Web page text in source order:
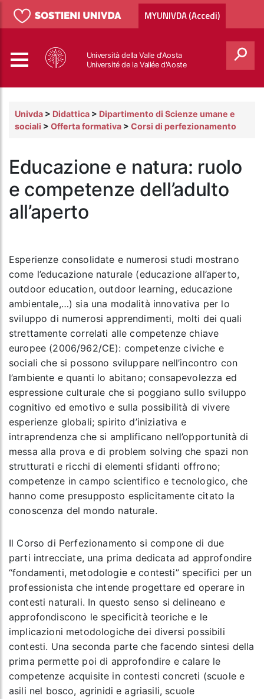
MYUNIVDA (Accedi)
Università della Valle d'Aosta
Université de la Vallée d'Aoste
Univda > Didattica > Dipartimento di Scienze umane e
sociali > Offerta formativa > Corsi di perfezionamento
Educazione e natura: ruolo
e competenze dell’adulto
all’aperto
Esperienze consolidate e numerosi studi mostrano
come l’educazione naturale (educazione all’aperto,
outdoor education, outdoor learning, educazione
ambientale,…) sia una modalità innovativa per lo
sviluppo di numerosi apprendimenti, molti dei quali
strettamente correlati alle competenze chiave
europee (2006/962/CE): competenze civiche e
sociali che si possono sviluppare nell’incontro con
l’ambiente e quanti lo abitano; consapevolezza ed
espressione culturale che si poggiano sullo sviluppo
cognitivo ed emotivo e sulla possibilità di vivere
esperienze globali; spirito d’iniziativa e
intraprendenza che si amplificano nell’opportunità di
messa alla prova e di problem solving che spazi non
strutturati e ricchi di elementi sfidanti offrono;
competenze in campo scientifico e tecnologico, che
hanno come presupposto esplicitamente citato la
conoscenza del mondo naturale.
Il Corso di Perfezionamento si compone di due
parti intrecciate, una prima dedicata ad approfondire
“fondamenti, metodologie e contesti” specifici per un
professionista che intende progettare ed operare in
contesti naturali. In questo senso si delineano e
approfondiscono le specificità teoriche e le
implicazioni metodologiche dei diversi possibili
contesti. Una seconda parte che facendo sintesi della
prima permette poi di approfondire e calare le
competenze acquisite in contesti concreti (scuole e
asili nel bosco, agrinidi e agriasili, scuole